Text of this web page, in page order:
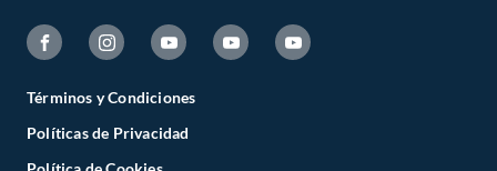
Términos y Condiciones
Políticas de Privacidad